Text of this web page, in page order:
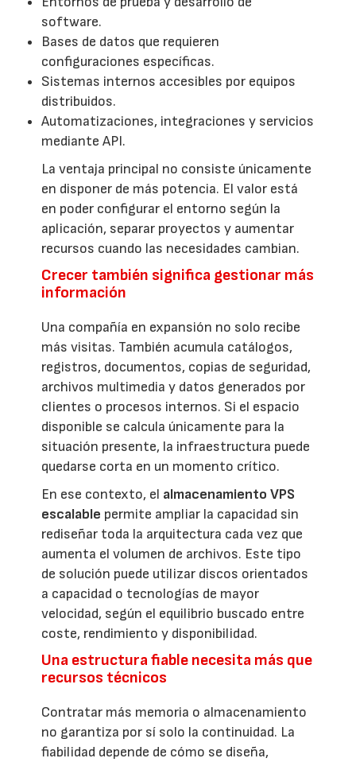
software.
Bases de datos que requieren
configuraciones específicas.
Sistemas internos accesibles por equipos
distribuidos.
Automatizaciones, integraciones y servicios
mediante API.
La ventaja principal no consiste únicamente
en disponer de más potencia. El valor está
en poder configurar el entorno según la
aplicación, separar proyectos y aumentar
recursos cuando las necesidades cambian.
Crecer también significa gestionar más
información
Una compañía en expansión no solo recibe
más visitas. También acumula catálogos,
registros, documentos, copias de seguridad,
archivos multimedia y datos generados por
clientes o procesos internos. Si el espacio
disponible se calcula únicamente para la
situación presente, la infraestructura puede
quedarse corta en un momento crítico.
En ese contexto, el almacenamiento VPS
escalable permite ampliar la capacidad sin
rediseñar toda la arquitectura cada vez que
aumenta el volumen de archivos. Este tipo
de solución puede utilizar discos orientados
a capacidad o tecnologías de mayor
velocidad, según el equilibrio buscado entre
coste, rendimiento y disponibilidad.
Una estructura fiable necesita más que
recursos técnicos
Contratar más memoria o almacenamiento
no garantiza por sí solo la continuidad. La
fiabilidad depende de cómo se diseña,